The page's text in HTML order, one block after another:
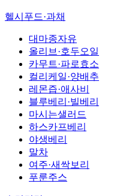
헬시푸드·과채
대마종자유
올리브·호두오일
카무트·파로효소
컬리케일·양배추
레몬즙·애사비
블루베리·빌베리
마시는샐러드
하스카프베리
야생베리
말차
여주·새싹보리
푸룬주스